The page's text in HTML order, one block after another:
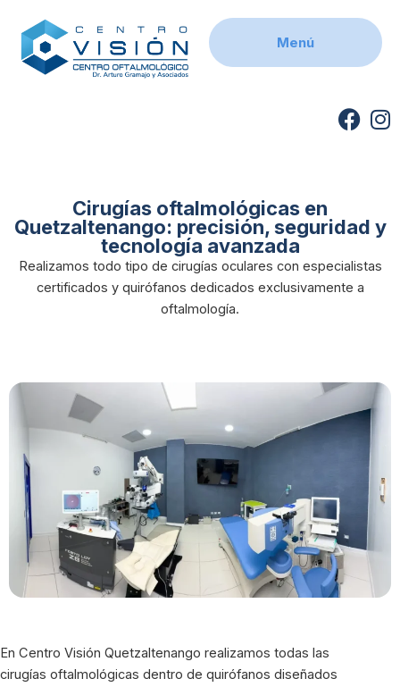
content
Menú
F
o
k
I
g
a
Cirugías oftalmológicas en
Quetzaltenango: precisión, seguridad y
tecnología avanzada
Realizamos todo tipo de cirugías oculares con especialistas
certificados y quirófanos dedicados exclusivamente a
oftalmología.
En Centro Visión Quetzaltenango realizamos todas las
cirugías oftalmológicas dentro de quirófanos diseñados